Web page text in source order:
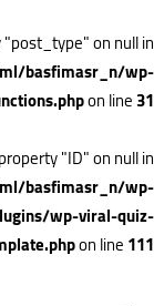
on null in
basfimasr_n/wp-
on line31
"ID" on null in
basfimasr_n/wp-
wp-viral-quiz-
on line111